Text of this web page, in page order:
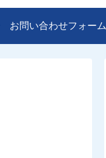
お問い合わせフォーム